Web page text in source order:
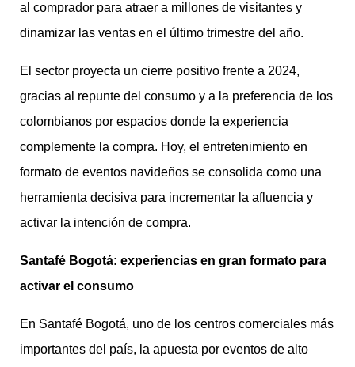
al comprador para atraer a millones de visitantes y
dinamizar las ventas en el último trimestre del año.
El sector proyecta un cierre positivo frente a 2024,
gracias al repunte del consumo y a la preferencia de los
colombianos por espacios donde la experiencia
complemente la compra. Hoy, el entretenimiento en
formato de eventos navideños se consolida como una
herramienta decisiva para incrementar la afluencia y
activar la intención de compra.
Santafé Bogotá: experiencias en gran formato para
activar el consumo
En Santafé Bogotá, uno de los centros comerciales más
importantes del país, la apuesta por eventos de alto